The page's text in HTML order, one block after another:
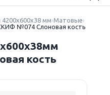
мм Матовые
№074 Слоновая кость
кость